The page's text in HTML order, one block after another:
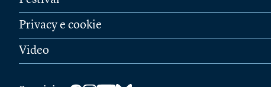
Privacy e cookie
Video